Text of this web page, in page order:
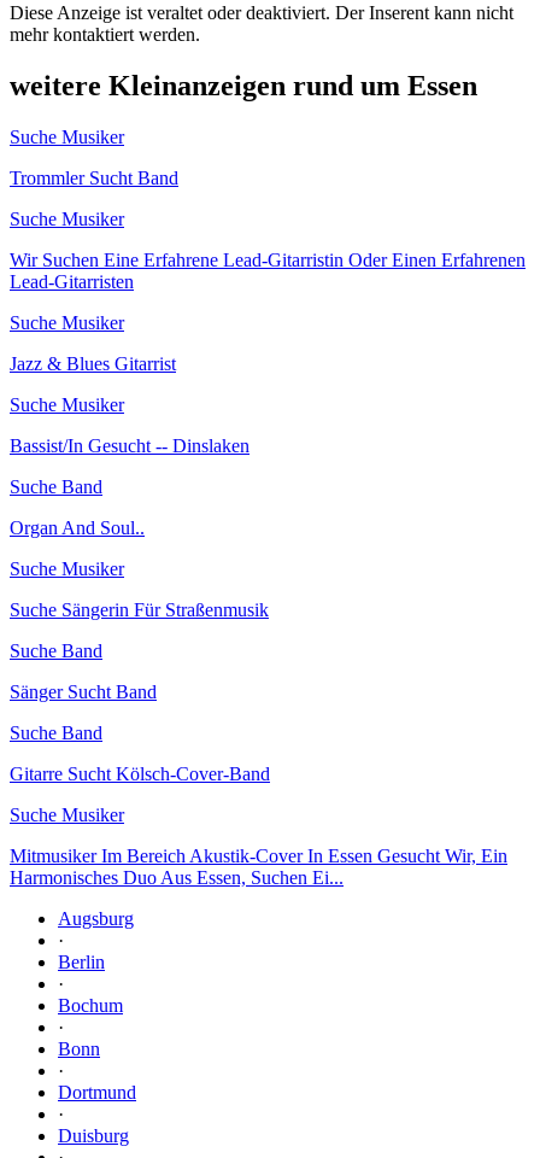
Diese Anzeige ist veraltet oder deaktiviert. Der Inserent kann nicht
mehr kontaktiert werden.
weitere Kleinanzeigen rund um Essen
Suche Musiker
Trommler Sucht Band
Suche Musiker
Wir Suchen Eine Erfahrene Lead-Gitarristin Oder Einen Erfahrenen
Lead-Gitarristen
Suche Musiker
Jazz & Blues Gitarrist
Suche Musiker
Bassist/In Gesucht -- Dinslaken
Suche Band
Organ And Soul..
Suche Musiker
Suche Sängerin Für Straßenmusik
Suche Band
Sänger Sucht Band
Suche Band
Gitarre Sucht Kölsch-Cover-Band
Suche Musiker
Mitmusiker Im Bereich Akustik-Cover In Essen Gesucht Wir, Ein
Harmonisches Duo Aus Essen, Suchen Ei...
Augsburg
·
Berlin
·
Bochum
·
Bonn
·
Dortmund
·
Duisburg